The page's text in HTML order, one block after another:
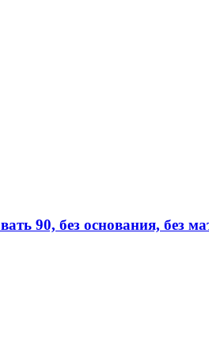
90, без основания, без